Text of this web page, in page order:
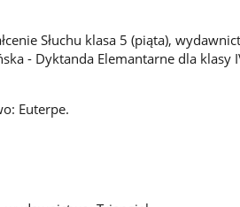
Słuchu klasa 5 (piąta),
- Dyktanda Elemantarne dla klasy
Euterpe.